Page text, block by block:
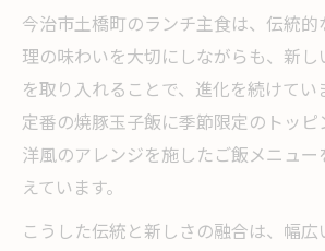
今治市土橋町のランチ主食は、伝統
理の味わいを大切にしながらも、新
を取り入れることで、進化を続けてい
定番の焼豚玉子飯に季節限定のトッピ
洋風のアレンジを施したご飯メニュ
えています。
こうした伝統と新しさの融合は、幅